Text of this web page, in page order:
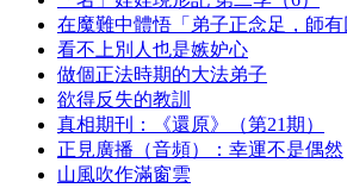
在魔難中體悟「弟子正念足，師
看不上別人也是嫉妒心
做個正法時期的大法弟子
欲得反失的教訓
真相期刊：《還原》（第21期）
正見廣播（音頻）：幸運不是偶然
山風吹作滿窗雲